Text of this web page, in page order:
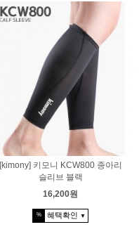
[kimony] 키모니 KCW800 종아리
슬리브 블랙
16,200원
% 혜택확인 ▼